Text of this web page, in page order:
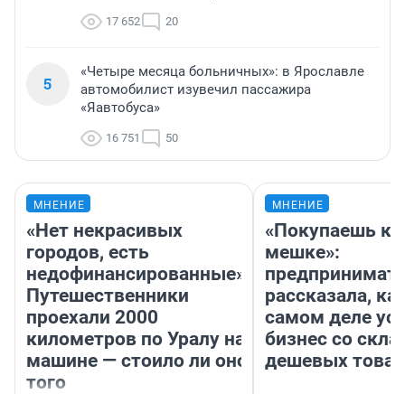
17 652 20
5
«Четыре месяца больничных»: в Ярославле
автомобилист изувечил пассажира
«Яавтобуса»
16 751 50
МНЕНИЕ
«Нет некрасивых
городов, есть
недофинансированные».
Путешественники
проехали 2000
километров по Уралу на
машине — стоило ли оно
того
МНЕНИЕ
«Покупаешь
мешке»:
рассказала,
самом деле
бизнес со
дешевых